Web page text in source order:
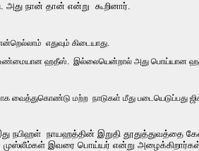
அது நான் தான் என்று கூறினார்.
எதுவும் கிடையாது.
உண்மையான ஹதீஸ். இல்லையென்றால் அது பொய்யான
வைத்துகொண்டு மற்ற நாடுகள் மீது படையெடுப்பது
நபிஹள் நாயஹத்தின் இறுதி தூதுத்துவத்தை
இவரை பொய்யர் என்று